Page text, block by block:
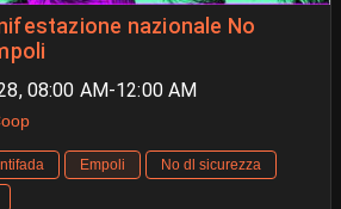
nazionale No
08:00 AM-12:00 AM
Empoli
No dl sicurezza